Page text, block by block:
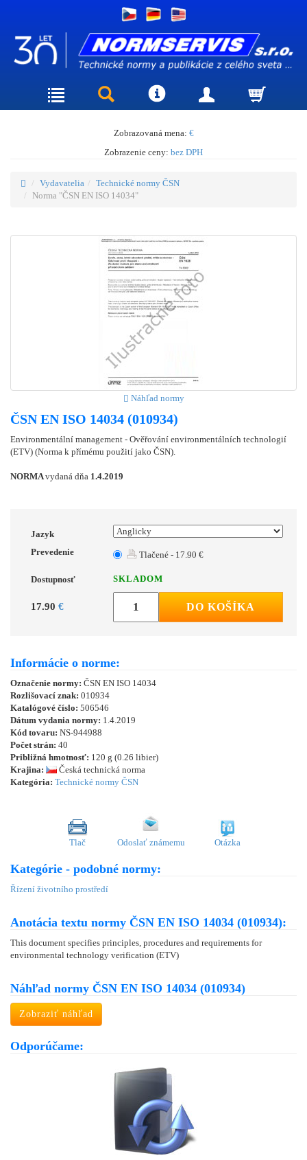
Zobrazovaná mena: €
Zobrazenie ceny: bez DPH
Vydavatelia
Technické normy ČSN
Norma "ČSN EN ISO 14034"
Náhľad normy
ČSN EN ISO 14034 (010934)
Environmentální management - Ověřování environmentálních technologií
(ETV) (Norma k přímému použití jako ČSN).
NORMAvydaná dňa 1.4.2019
Jazyk
Prevedenie
Tlačené - 17.90 €
Dostupnosť SKLADOM
17.90 € DO KOŠÍKA
Informácie o norme:
Označenie normy: ČSN EN ISO 14034
Rozlišovací znak: 010934
Katalógové číslo: 506546
Dátum vydania normy: 1.4.2019
Kód tovaru: NS-944988
Počet strán: 40
Približná hmotnosť: 120 g (0.26 libier)
Krajina:
Česká technická norma
Kategória: Technické normy ČSN
Tlač Odoslať známemu Otázka
Kategórie - podobné normy:
Řízení životního prostředí
Anotácia textu normy ČSN EN ISO 14034 (010934):
This document specifies principles, procedures and requirements for
environmental technology verification (ETV)
Náhľad normy ČSN EN ISO 14034 (010934)
Zobraziť náhľad
Odporúčame: